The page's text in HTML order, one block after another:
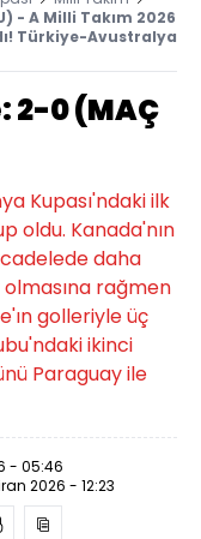
- A Milli Takım 2026
Türkiye-Avustralya
0 (MAÇ
Kupası'ndaki ilk
oldu. Kanada'nın
daha
rağmen
golleriyle üç
ikinci
Paraguay ile
- 05:46
2026 - 12:23